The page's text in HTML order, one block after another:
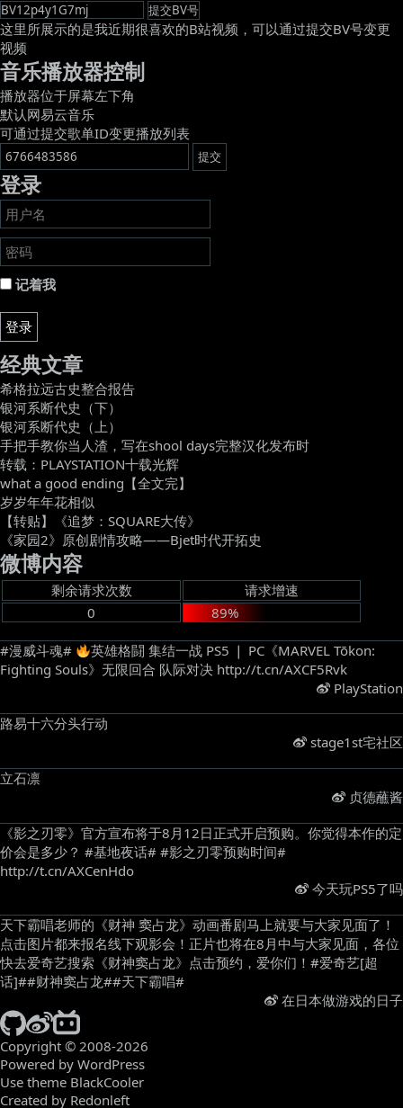
这里所展示的是我近期很喜欢的B站视频，可以通过提交BV号变更
视频
音乐播放器控制
播放器位于屏幕左下角
默认网易云音乐
可通过提交歌单ID变更播放列表
登录
记着我
登录
经典文章
希格拉远古史整合报告
银河系断代史（下）
银河系断代史（上）
手把手教你当人渣，写在shool days完整汉化发布时
转载：PLAYSTATION十载光辉
what a good ending【全文完】
岁岁年年花相似
【转贴】《追梦：SQUARE大传》
《家园2》原创剧情攻略——Bjet时代开拓史
微博内容
剩余请求次数
请求增速
0
89%
#漫威斗魂#
英雄格闘 集结一战 PS5 ❘ PC《MARVEL Tōkon:
Fighting Souls》无限回合 队际对决 http://t.cn/AXCF5Rvk ​
PlayStation
路易十六分头行动 ​
stage1st宅社区
立石凛 ​
贞德蘸酱
《影之刃零》官方宣布将于8月12日正式开启预购。你觉得本作的定
价会是多少？ #基地夜话# #影之刃零预购时间#
http://t.cn/AXCenHdo ​
今天玩PS5了吗
天下霸唱老师的《财神 窦占龙》动画番剧马上就要与大家见面了！
点击图片都来报名线下观影会！正片也将在8月中与大家见面，各位
快去爱奇艺搜索《财神窦占龙》点击预约，爱你们！#爱奇艺[超
话]##财神窦占龙##天下霸唱# ​
在日本做游戏的日子
Copyright © 2008-2026
Powered by WordPress
Use theme BlackCooler
Created by Redonleft